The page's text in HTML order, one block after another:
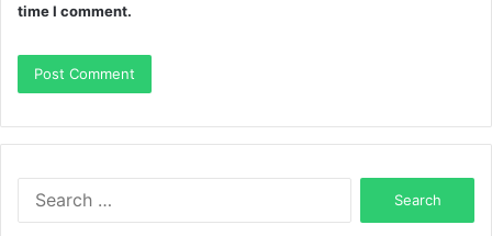
time I comment.